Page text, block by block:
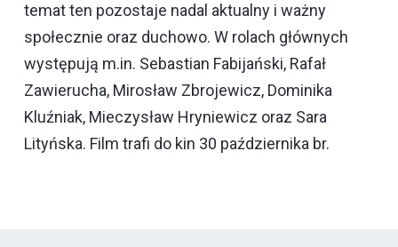
temat ten pozostaje nadal aktualny i ważny
społecznie oraz duchowo. W rolach głównych
występują m.in. Sebastian Fabijański, Rafał
Zawierucha, Mirosław Zbrojewicz, Dominika
Kluźniak, Mieczysław Hryniewicz oraz Sara
Lityńska. Film trafi do kin 30 października br.